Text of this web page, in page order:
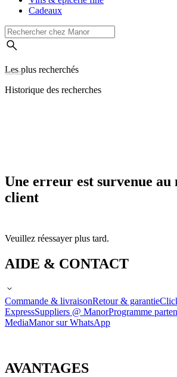
Cadeaux
Les plus recherchés
Historique des recherches
Une erreur est survenue au
client
Veuillez réessayer plus tard.
AIDE & CONTACT
Commande & livraisonRetour & garantie
ExpressSuppliers @ ManorProgramme
MediaManor sur WhatsApp
AVANTAGES